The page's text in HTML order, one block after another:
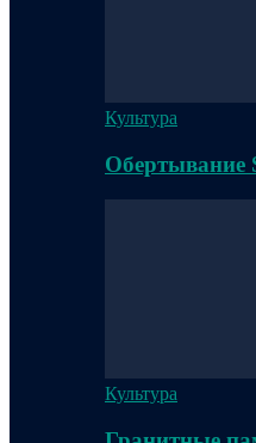
Культура
Обертывание
Культура